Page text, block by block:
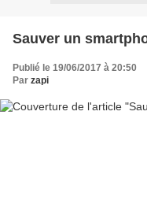
Sauver un
Publié le 19/06/2017 à 20:50
Par zapi